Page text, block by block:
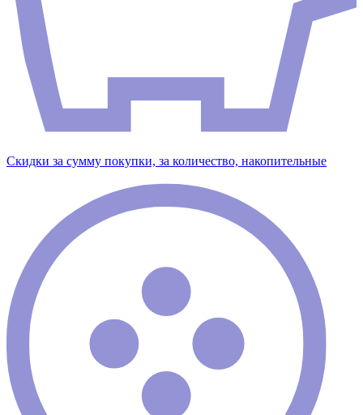
Скидки за сумму покупки, за количество, накопительные